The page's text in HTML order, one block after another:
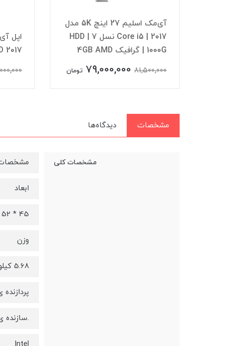
اپل آی مک Apple iMac
A1418 i5 SSD 2017
64,000,000
54,900,000
مشخصات دیدگاه‌ها
مشخصات کلی
ابعاد
45 * 52 * 17.5 سانتی متر
وزن
5.68 کیلوگرم
.سازنده